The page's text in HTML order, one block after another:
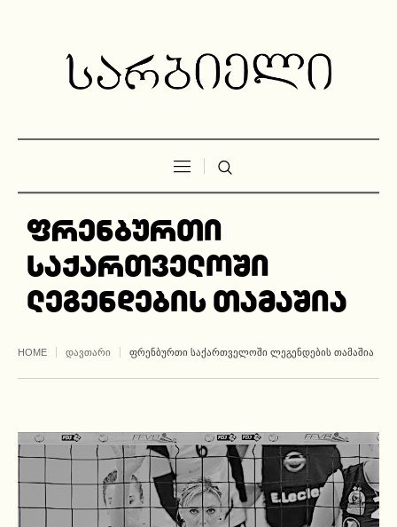
ფრენბურთი
საქართველოში
ლეგენდების თამაშია
HOME ᲓᲐᲕᲗᲐᲠᲘ ᲤᲠᲔᲜᲑᲣᲠᲗᲘ ᲡᲐᲥᲐᲠᲗᲕᲔᲚᲝᲨᲘ ᲚᲔᲒᲔᲜᲓᲔᲑᲘᲡ ᲗᲐᲛᲐᲨᲘᲐ